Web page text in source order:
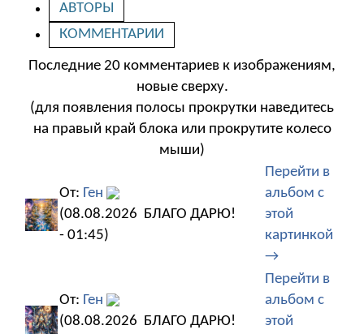
АВТОРЫ
КОММЕНТАРИИ
Последние 20 комментариев к изображениям,
новые сверху.
(для появления полосы прокрутки наведитесь
на правый край блока или прокрутите колесо
мыши)
От: Ген
(08.08.2026
- 01:45)
БЛАГО ДАРЮ!
Перейти в
альбом с
этой
картинкой
→
От: Ген
(08.08.2026 БЛАГО ДАРЮ!
Перейти в
альбом с
этой